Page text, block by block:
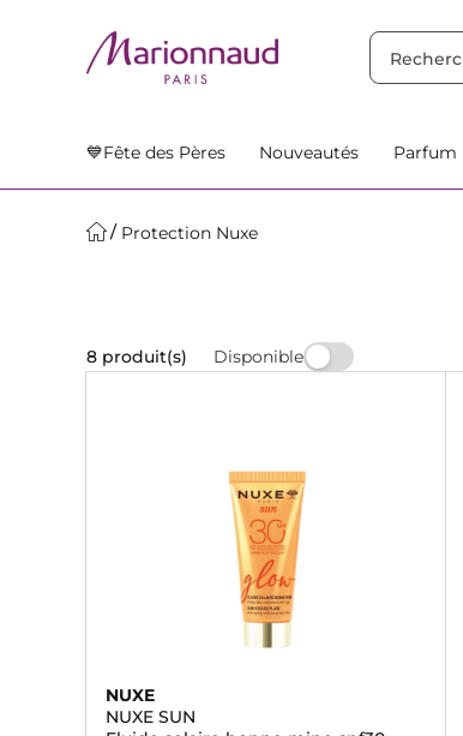
💙Fête des Pères Nouveautés Parfum
Protection Nuxe
8 produit(s) Disponible
NUXE
NUXE SUN